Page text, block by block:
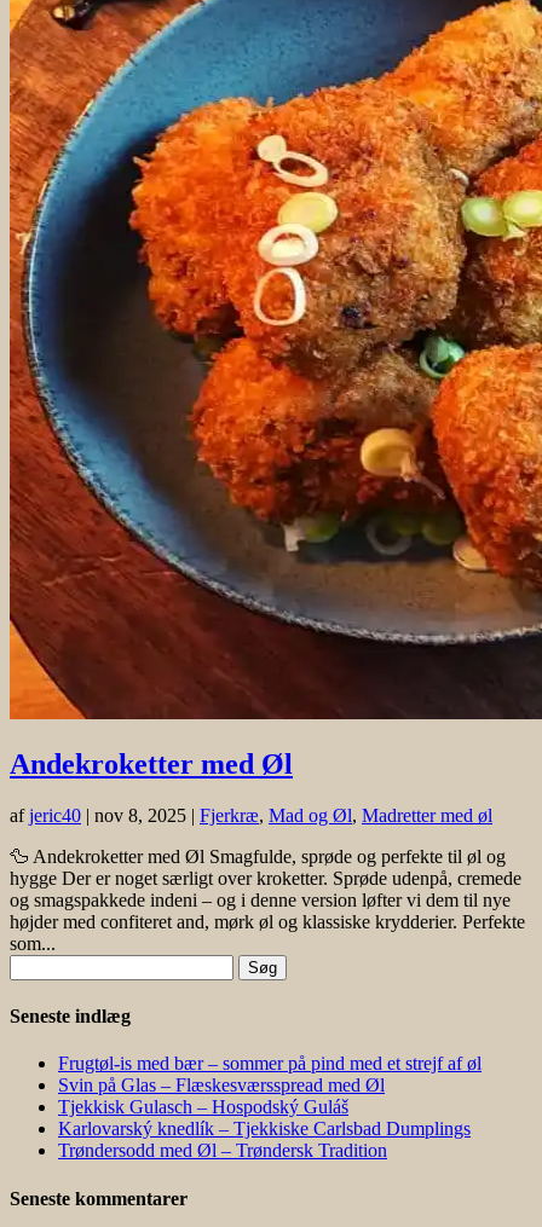
Andekroketter med Øl
afjeric40 | nov 8, 2025 | Fjerkræ, Mad og Øl, Madretter med øl
🦆 Andekroketter med Øl Smagfulde, sprøde og perfekte til øl og
hygge Der er noget særligt over kroketter. Sprøde udenpå, cremede
og smagspakkede indeni – og i denne version løfter vi dem til nye
højder med confiteret and, mørk øl og klassiske krydderier. Perfekte
som...
efter:
Seneste indlæg
Frugtøl-is med bær – sommer på pind med et strejf af øl
Svin på Glas – Flæskesværsspread med Øl
Tjekkisk Gulasch – Hospodský Guláš
Karlovarský knedlík – Tjekkiske Carlsbad Dumplings
Trøndersodd med Øl – Trøndersk Tradition
Seneste kommentarer